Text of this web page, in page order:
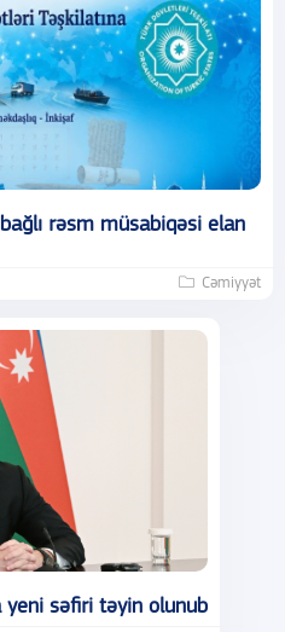
bağlı rəsm müsabiqəsi elan
Cəmiyyət
yeni səfiri təyin olunub